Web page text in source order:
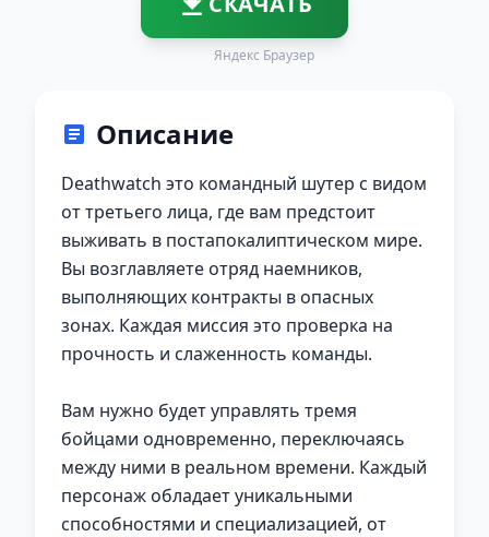
Яндекс Браузер
Описание
Deathwatch это командный шутер с видом
от третьего лица, где вам предстоит
выживать в постапокалиптическом мире.
Вы возглавляете отряд наемников,
выполняющих контракты в опасных
зонах. Каждая миссия это проверка на
прочность и слаженность команды.
Вам нужно будет управлять тремя
бойцами одновременно, переключаясь
между ними в реальном времени. Каждый
персонаж обладает уникальными
способностями и специализацией, от